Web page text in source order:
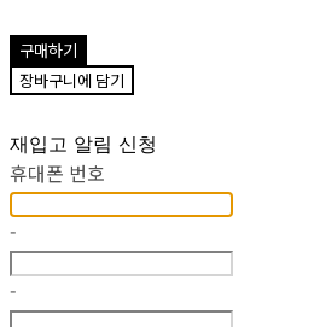
구매하기
장바구니에 담기
재입고 알림 신청
휴대폰 번호
-
-